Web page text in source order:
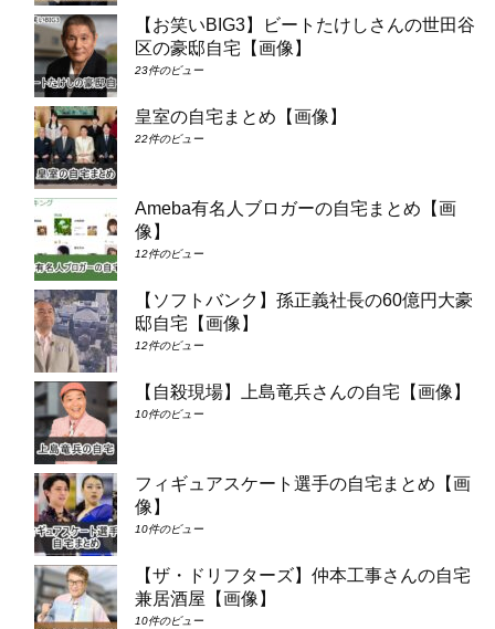
【お笑いBIG3】ビートたけしさんの世田谷
区の豪邸自宅【画像】
23件のビュー
皇室の自宅まとめ【画像】
22件のビュー
Ameba有名人ブロガーの自宅まとめ【画
像】
12件のビュー
【ソフトバンク】孫正義社長の60億円大豪
邸自宅【画像】
12件のビュー
【自殺現場】上島竜兵さんの自宅【画像】
10件のビュー
フィギュアスケート選手の自宅まとめ【画
像】
10件のビュー
【ザ・ドリフターズ】仲本工事さんの自宅
兼居酒屋【画像】
10件のビュー